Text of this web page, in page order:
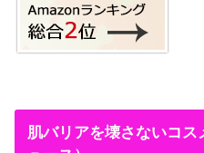
肌バリアを壊さないコ